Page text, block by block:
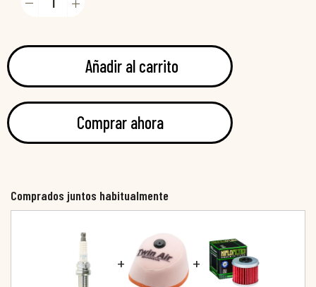
Añadir al carrito
Comprar ahora
Comprados juntos habitualmente
+ +